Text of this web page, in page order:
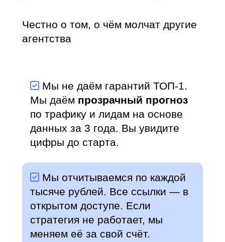
Честно о том, о чём молчат другие
агентства
Мы не даём гарантий ТОП-1.
Мы даём прозрачный прогноз
по трафику и лидам на основе
данных за 3 года. Вы увидите
цифры до старта.
Мы отчитываемся по каждой
тысяче рублей. Все ссылки — в
открытом доступе. Если
стратегия не работает, мы
меняем её за свой счёт.